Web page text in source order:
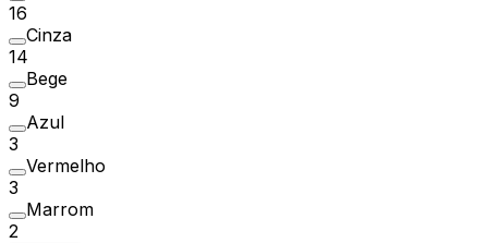
16
Cinza
14
Bege
9
Azul
3
Vermelho
3
Marrom
2